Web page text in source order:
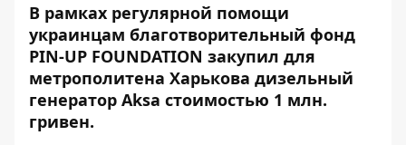
В рамках регулярной помощи
украинцам благотворительный фонд
PIN-UP FOUNDATION закупил для
метрополитена Харькова дизельный
генератор Aksa стоимостью 1 млн.
гривен.